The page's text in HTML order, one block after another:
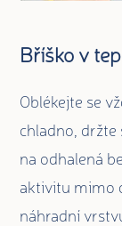
Bříško v
Oblékejte se
chladno,
na odhalená
aktivitu mimo
náhradní